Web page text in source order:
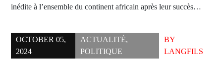
inédite à l’ensemble du continent africain après leur succès…
OCTOBER 05,
2024
ACTUALITÉ,
POLITIQUE
BY
LANGFILS